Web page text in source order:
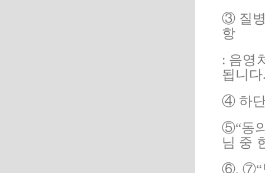
③ 질
항
: 음영
됩니다
④ 하
⑤“동
님 중
⑥,⑦“